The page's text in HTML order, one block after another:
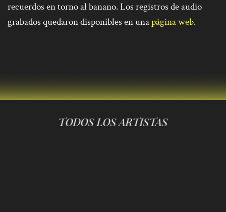
recuerdos en torno al banano. Los registros de audio
grabados quedaron disponibles en unapágina web.
TODOS LOS ARTISTAS